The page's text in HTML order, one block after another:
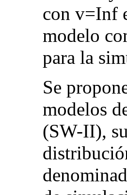
con v=Inf
modelo
para la
Se
modelos
(SW-II),